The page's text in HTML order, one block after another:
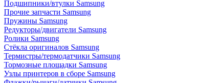
Подшипники/втулки Samsung
Прочие запчасти Samsung
Пружины Samsung
Редукторы/двигатели Samsung
Ролики Samsung
Стёкла оригиналов Samsung
Термистры/термодатчики Samsung
Тормозные площадки Samsung
Узлы принтеров в сборе Samsung